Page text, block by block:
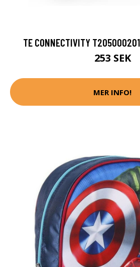
TE CONNECTIVITY
253 SEK
MER INFO!